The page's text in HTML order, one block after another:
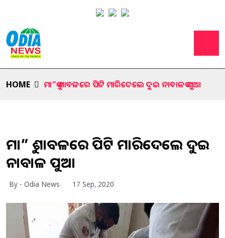
HOME ମା”କୁ ଶାବଳରେ ପିଟି ମାରିଦେଲେ ଦୁଇ ନାବାଳକ ପୁଅ।
ମା”କୁ ଶାବଳରେ ପିଟି ମାରିଦେଲେ ଦୁଇ
ନାବାଳକ ପୁଅ।
By - Odia News 17 Sep, 2020